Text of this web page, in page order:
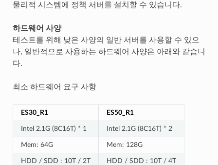
물리적 시스템에 정책 서버를 설치할 수 있습니다.
하드웨어 사양
테스트를 위해 낮은 사양의 일반 서버를 사용할 수 있으
나, 일반적으로 사용하는 하드웨어 사양은 아래와 같습니
다.
최소 하드웨어 요구 사항
ES30_R1 ES50_R1
Intel 2.1G (8C16T) * 1 Intel 2.1G (8C16T) * 2
Mem: 64G Mem: 128G
HDD / SDD : 10T / 2T HDD / SDD : 10T / 4T